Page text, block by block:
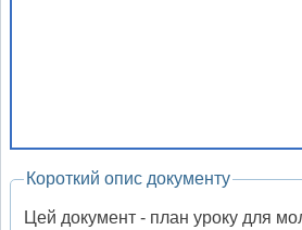
Короткий опис документу
Цей документ - план уроку для